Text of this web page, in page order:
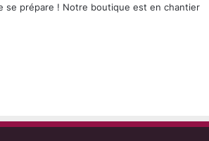
se prépare ! Notre boutique est en chantier